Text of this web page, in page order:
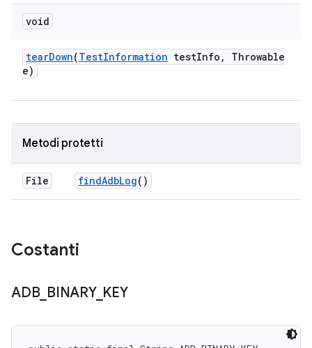
void
tearDown(TestInformation testInfo ,
Throwable
e)
Metodi protetti
File findAdbLog()
Costanti
ADB_ BINARY_ KEY